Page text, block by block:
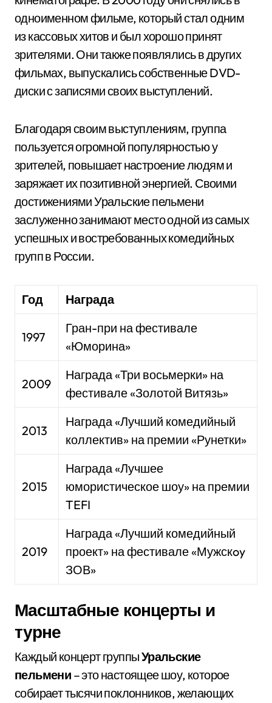
одноименном фильме, который стал одним
из кассовых хитов и был хорошо принят
зрителями. Они также появлялись в других
фильмах, выпускались собственные DVD-
диски с записями своих выступлений.
Благодаря своим выступлениям, группа
пользуется огромной популярностью у
зрителей, повышает настроение людям и
заряжает их позитивной энергией. Своими
достижениями Уральские пельмени
заслуженно занимают место одной из самых
успешных и востребованных комедийных
групп в России.
Год Награда
1997
Гран-при на фестивале
«Юморина»
2009
Награда «Три восьмерки» на
фестивале «Золотой Витязь»
2013
Награда «Лучший комедийный
коллектив» на премии «Рунетки»
2015
Награда «Лучшее
юмористическое шоу» на премии
TEFI
2019
Награда «Лучший комедийный
проект» на фестивале «Мужскoy
ЗОВ»
Масштабные концерты и
турне
Каждый концерт группыУральские
пельмени – это настоящее шоу, которое
собирает тысячи поклонников, желающих